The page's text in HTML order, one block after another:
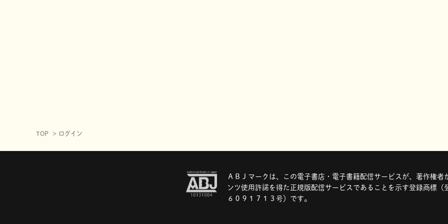
TOP ログイン
ＡＢＪマークは、この電子書店・電子書籍配信サービスが、著作権者
ンツ使用許諾を得た正規版配信サービスであることを示す登録商標（
６０９１７１３号）です。